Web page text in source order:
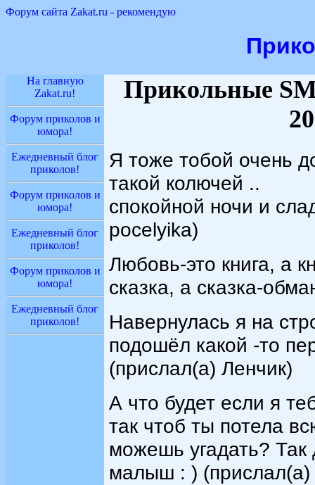
Форум сайта Zakat.ru - рекомендую
На главную
Zakat.ru!
Форум приколов и
юмора!
Ежедневный блог
приколов!
Форум приколов и
юмора!
Ежедневный блог
приколов!
Форум приколов и
юмора!
Ежедневный блог
приколов!
Прикольные
Я тоже тобой очень
такой колючей ..
спокойной ночи и
pocelyika)
Любовь-это книга, а
сказка, а сказка-
Навернулась я на
подошёл какой -то
(прислал(а) Ленчик)
А что будет если я
так чтоб ты потела
можешь угадать?
малыш : ) (прислал(а)